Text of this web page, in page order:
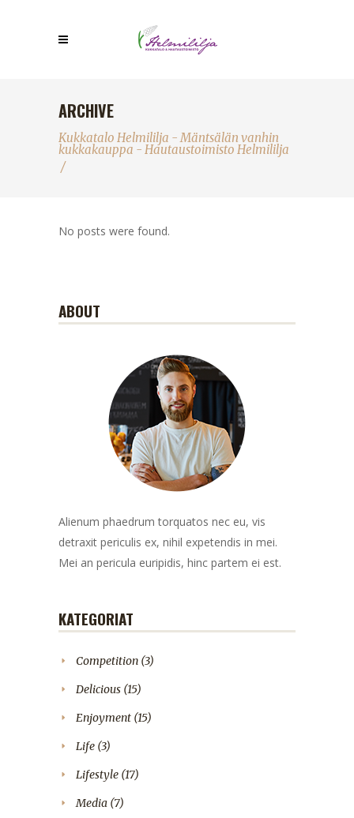
ARCHIVE
Kukkatalo Helmililja - Mäntsälän vanhin
kukkakauppa - Hautaustoimisto Helmililja
/
No posts were found.
ABOUT
Alienum phaedrum torquatos nec eu, vis
detraxit periculis ex, nihil expetendis in mei.
Mei an pericula euripidis, hinc partem ei est.
KATEGORIAT
Competition (3)
Delicious (15)
Enjoyment (15)
Life (3)
Lifestyle (17)
Media (7)